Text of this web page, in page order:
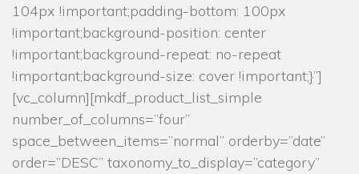
104px !important;padding-bottom: 100px
!important;background-position: center
!important;background-repeat: no-repeat
!important;background-size: cover !important;}”]
[vc_column][mkdf_product_list_simple
number_of_columns=”four”
space_between_items=”normal” orderby=”date”
order=”DESC” taxonomy_to_display=”category”